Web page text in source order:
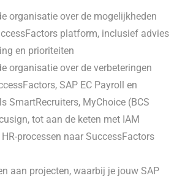
organisatie over de mogelijkheden
platform, inclusief advies
en prioriteiten
organisatie over de verbeteringen
SAP EC Payroll en
SmartRecruiters, MyChoice (BCS
tot aan de keten met IAM
processen naar SuccessFactors
aan projecten, waarbij je jouw SAP